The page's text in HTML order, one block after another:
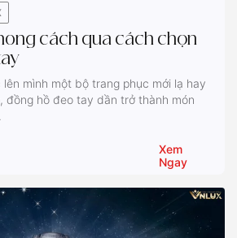
cách qua cách chọn
mình một bộ trang phục mới lạ hay
đồng hồ đeo tay dần trở thành món
Xem
Ngay